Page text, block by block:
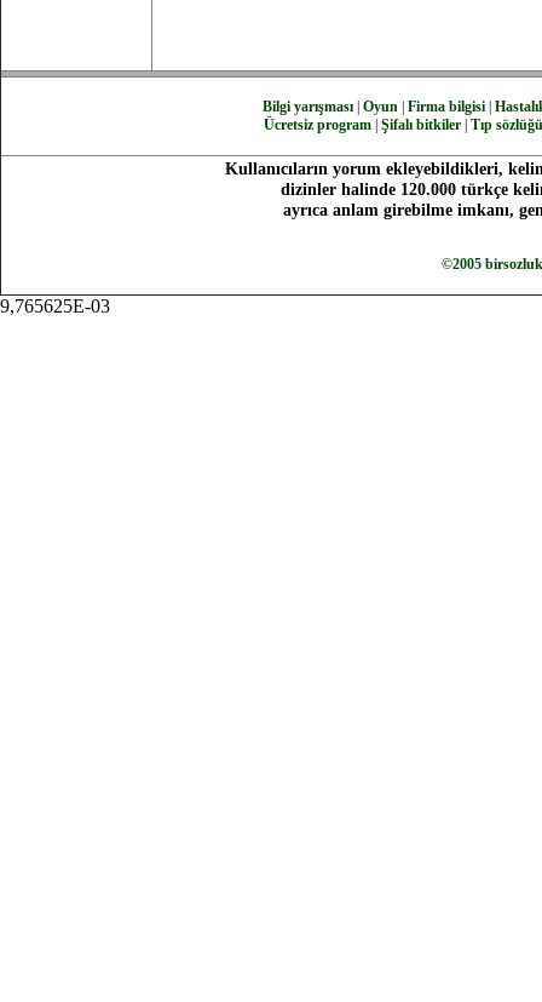
Bilgi yarışması| Oyun| Firma bilgisi|
Ücretsiz program Şifalı bitkiler Tıp sözlüğü
Kullanıcıların yorum ekleyebildikleri,
dizinler halinde 120.000 türkçe
ayrıca anlam girebilme imkanı,
©2005
9,765625E-03